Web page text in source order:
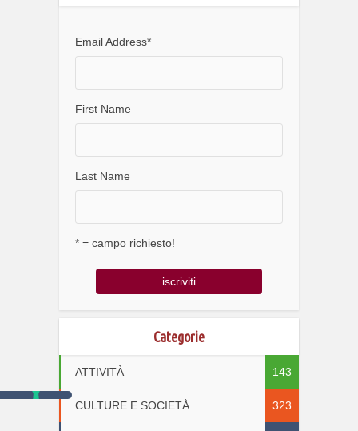
Email Address*
First Name
Last Name
* = campo richiesto!
Categorie
ATTIVITÀ 143
CULTURE E SOCIETÀ 323